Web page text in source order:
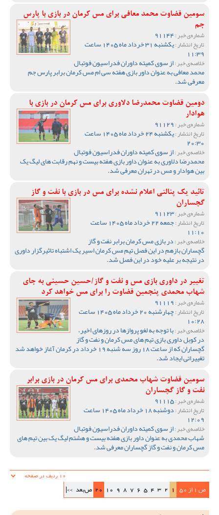
سومین قضاوت محمد معافی برای مس کرمان در بازی با پارس
جم
شماره‌ی خبر :
تاریخ انتشار : یکشنبه 31 خرداد ماه 1405 ساعت
11:39
خلاصه‌ی خبر :از سوی کمیته داوران فدراسیون فوتبال
محمد معافی به عنوان داور بازی هفته سی ام مس کرمان برابر پارس جم
معرفی شد.
دومین قضاوت محمدرضا دلاوری برای مس کرمان در بازی با
هوادار
شماره‌ی خبر :
تاریخ انتشار : یکشنبه 24 خرداد ماه 1405 ساعت
20:30
خلاصه‌ی خبر :از سوی کمیته داوران فدراسیون فوتبال
محمدرضا دلاوری به عنوان داور بازی هفته بیست و نهم رقابت های لیگ یک
بین هوادار و مس در تهران معرفی شد.
تائید یک پنالتی اعلام نشده برای مس در بازی با نفت و گاز
گچساران
شماره‌ی خبر :
تاریخ انتشار : جمعه 22 خرداد ماه 1405 ساعت
11:10
خلاصه‌ی خبر :در بازی مس کرمان برابر نفت و گاز
گچساران بازهم در این فصل تیم مس کرمان اسیر یک اشتباه تاثیرگزار داوری
در نتیجه بر علیه خود در این فصل شد.
تغییر در داوری بازی مس و نفت و گاز/حسین حسینی به جای
شهاب محمدی پنجمین قضاوت را برای مس خواهد کرد
شماره‌ی خبر :
تاریخ انتشار : چهارشنبه 20 خرداد ماه 1405 ساعت
10:28
خلاصه‌ی خبر :با توجه به لغو پروازها در روزهای اخیر،
در کوبل داوری بازی تیم های مس کرمان و نفت و گاز
گچساران که از ساعت 18 روز سه شنبه 19 خرداد در کرمان آغاز خواهد شد
تغییراتی ایجاد شد.
سومین قضاوت شهاب محمدی برای مس کرمان در بازی برابر
نفت و گاز گچساران
شماره‌ی خبر :
تاریخ انتشار : دوشنبه 18 خرداد ماه 1405 ساعت
12:09
خلاصه‌ی خبر :از سوی کمیته داوران فدراسیون فوتبال
شهاب محمدی به عنوان داور بازی هفته بیست و هشتم لیگ یک بین تیم های
مس کرمان و نفت و گاز گچساران معرفی شد.
ص 1 از 50 1
2
3
4
5
6
7
8
9
10
20 ص‌بعد >>|